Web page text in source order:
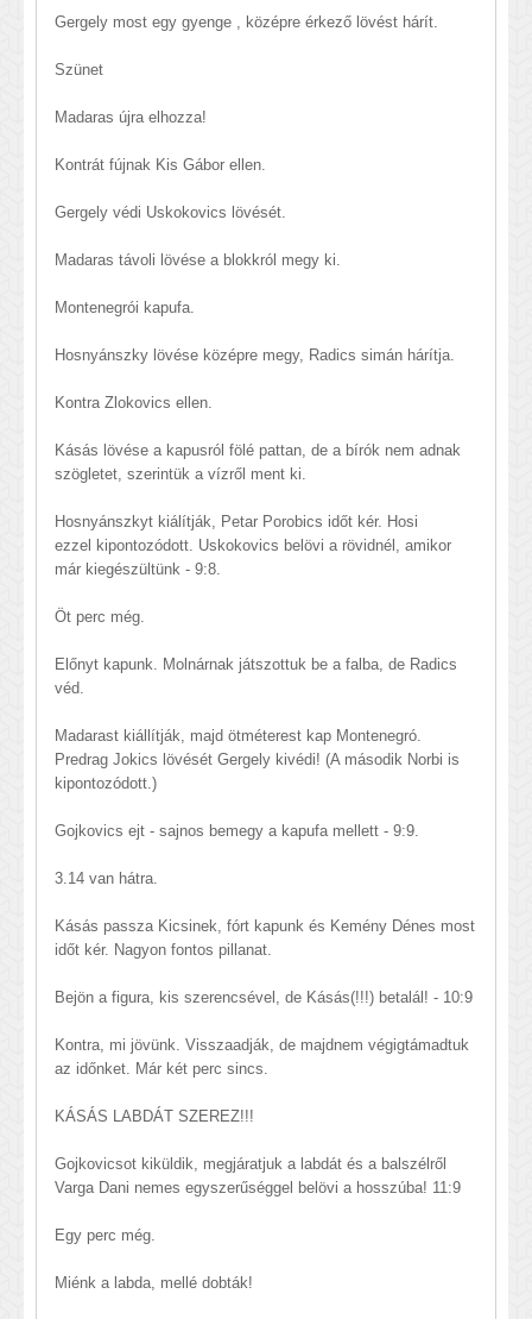
Gergely most egy gyenge , középre érkező lövést hárít.
Szünet
Madaras újra elhozza!
Kontrát fújnak Kis Gábor ellen.
Gergely védi Uskokovics lövését.
Madaras távoli lövése a blokkról megy ki.
Montenegrói kapufa.
Hosnyánszky lövése középre megy, Radics simán hárítja.
Kontra Zlokovics ellen.
Kásás lövése a kapusról fölé pattan, de a bírók nem adnak
szögletet, szerintük a vízről ment ki.
Hosnyánszkyt kiálítják, Petar Porobics időt kér. Hosi
ezzel kipontozódott. Uskokovics belövi a rövidnél, amikor
már kiegészültünk - 9:8.
Öt perc még.
Előnyt kapunk. Molnárnak játszottuk be a falba, de Radics
véd.
Madarast kiállítják, majd ötméterest kap Montenegró.
Predrag Jokics lövését Gergely kivédi! (A második Norbi is
kipontozódott.)
Gojkovics ejt - sajnos bemegy a kapufa mellett - 9:9.
3.14 van hátra.
Kásás passza Kicsinek, fórt kapunk és Kemény Dénes most
időt kér. Nagyon fontos pillanat.
Bejön a figura, kis szerencsével, de Kásás(!!!) betalál! - 10:9
Kontra, mi jövünk. Visszaadják, de majdnem végigtámadtuk
az időnket. Már két perc sincs.
KÁSÁS LABDÁT SZEREZ!!!
Gojkovicsot kiküldik, megjáratjuk a labdát és a balszélről
Varga Dani nemes egyszerűséggel belövi a hosszúba! 11:9
Egy perc még.
Miénk a labda, mellé dobták!